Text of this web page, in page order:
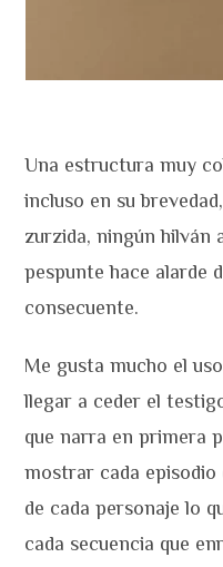
Una estructura muy
incluso en su
zurzida, ningún hilván
pespunte hace alarde
consecuente.
Me gusta mucho el
llegar a ceder el
que narra en primera
mostrar cada episodio
de cada personaje lo
cada secuencia que